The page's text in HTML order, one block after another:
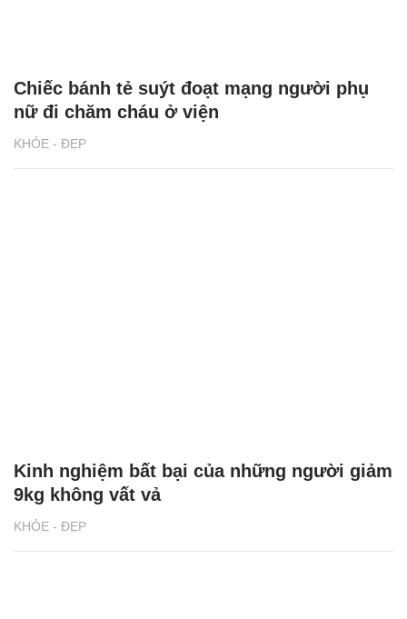
KHỎE - ĐẸP
Chiếc bánh tẻ suýt đoạt mạng người phụ
nữ đi chăm cháu ở viện
KHỎE - ĐẸP
Kinh nghiệm bất bại của những người giảm
9kg không vất vả